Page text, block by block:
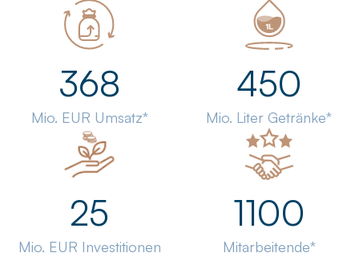
368
Mio. EUR Umsatz*
450
Mio. Liter Getränke*
25
Mio. EUR Investitionen
1100
Mitarbeitende*